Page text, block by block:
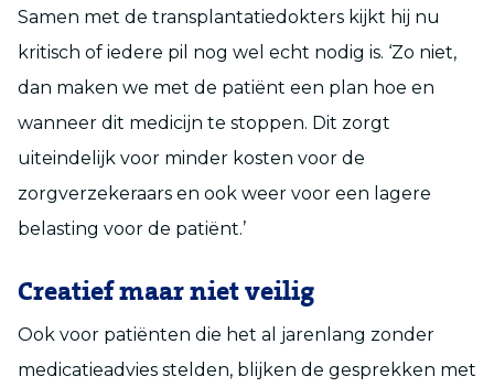
Samen met de transplantatiedokters kijkt hij nu
kritisch of iedere pil nog wel echt nodig is. ‘Zo niet,
dan maken we met de patiënt een plan hoe en
wanneer dit medicijn te stoppen. Dit zorgt
uiteindelijk voor minder kosten voor de
zorgverzekeraars en ook weer voor een lagere
belasting voor de patiënt.’
Creatief maar niet veilig
Ook voor patiënten die het al jarenlang zonder
medicatieadvies stelden, blijken de gesprekken met